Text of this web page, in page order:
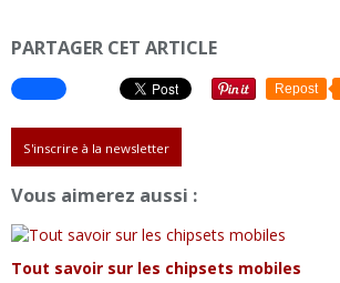
PARTAGER CET ARTICLE
Repost
S'inscrire à la newsletter
Vous aimerez aussi :
Tout savoir sur les chipsets mobiles